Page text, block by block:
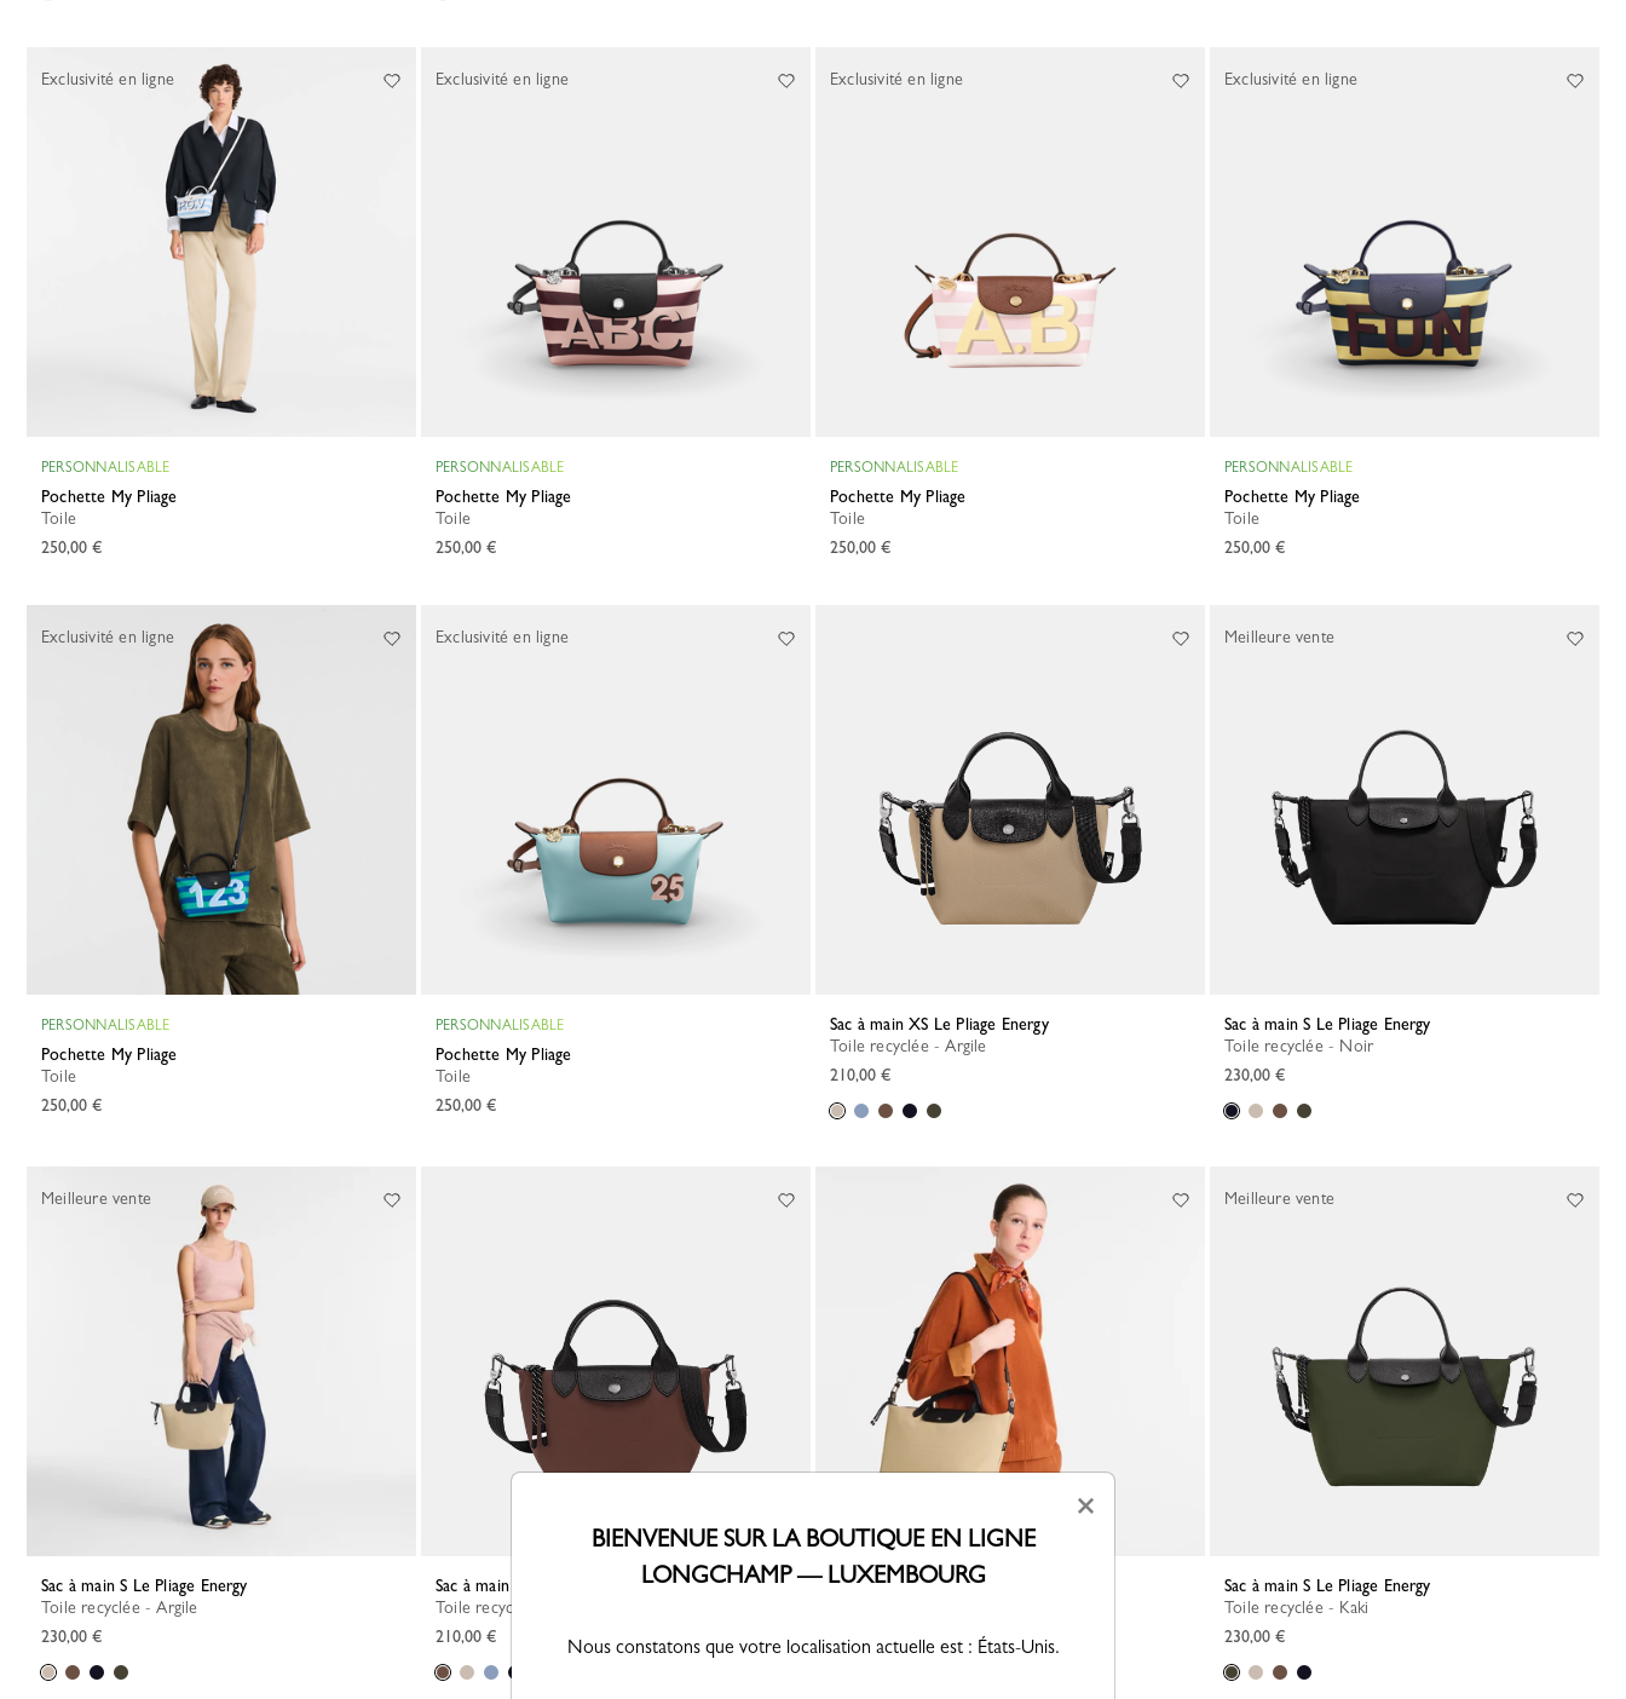
PERSONNALISABLE
Pochette My Pliage
Toile
250,00 €
Exclusivité en ligne
PERSONNALISABLE
Pochette My Pliage
Toile
250,00 €
Exclusivité en ligne
PERSONNALISABLE
Pochette My Pliage
Toile
250,00 €
Exclusivité en ligne
PERSONNALISABLE
Pochette My Pliage
Toile
250,00 €
Exclusivité en ligne
PERSONNALISABLE
Pochette My Pliage
Toile
250,00 €
Exclusivité en ligne
PERSONNALISABLE
Pochette My Pliage
Toile
250,00 €
Exclusivité en ligne
Sac à main XS Le Pliage Energy
Toile recyclée - Argile
210,00 €
Sac à main S Le Pliage Energy
Toile recyclée - Noir
230,00 €
Meilleure vente
Sac à main S Le Pliage Energy
Toile recyclée - Argile
230,00 €
Meilleure vente
Sac à main XS Le Pliage Energy
Toile recyclée - Cacao
210,00 €
Sac à main L Le Pliage Energy
240,00 €
Sac à main S Le Pliage Energy
Toile recyclée - Kaki
230,00 €
Meilleure vente
×
BIENVENUE SUR LA BOUTIQUE EN LIGNE
LONGCHAMP — LUXEMBOURG
Nous constatons que votre localisation actuelle est : États-Unis.